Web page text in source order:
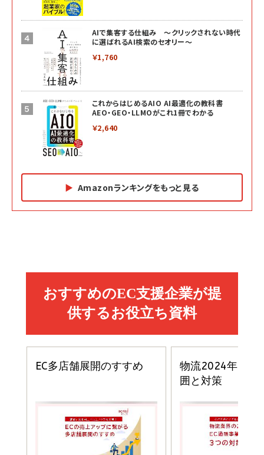
AIで集客する仕組み ～クリックされない時代
に選ばれるAI検索のセオリー～
￥1,760
これからはじめるAIO AI最適化の教科書
AEO・GEO・LLMOがこれ1冊でわかる
￥2,640
Amazonランキングをもっと見る
副業
￥1,870
小さな会社は戦略が9割
ドリルを売るには穴を売れ
Brand Shift(ブランド・シフト): 「信頼」で選ばれ
る時代の成長戦略
￥2,420
カラダ2026／宮舘涼太]
￥880
anan(アンアン)2026/06/24号 No.2500増刊
スペシャルエディション[王道エンタメの矜持／
￥1,100
anan(アンアン)2026/07/08号 No.2502[2026
年後半、あなたの恋と運命／山田涼介]
￥880
ママ投資家が育休中に１億貯めた株式投資
￥1,870
イシューからはじめよ［改訂版］――知的生産の「シンプ
ルな本質」
￥2,200
経営メモ 16年の起業家人生で得た知見
影響力の武器［新版］：人を動かす七つの原理
￥3,190